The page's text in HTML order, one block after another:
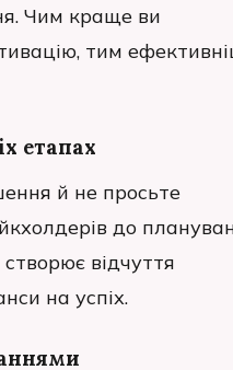
Чим краще ви
тим
етапах
й не просьте
до
відчуття
на успіх.